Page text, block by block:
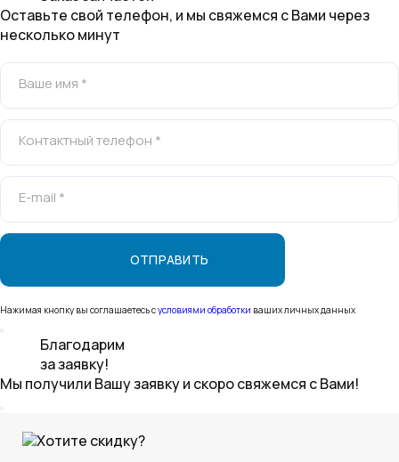
Оставьте свой телефон, и мы свяжемся с Вами через
несколько минут
Ваше имя *
Контактный телефон *
E-mail *
Нажимая кнопку вы соглашаетесь сусловиями обработки ваших личных данных
Благодарим
за заявку!
Мы получили Вашу заявку и скоро свяжемся с Вами!
Хотите скидку?